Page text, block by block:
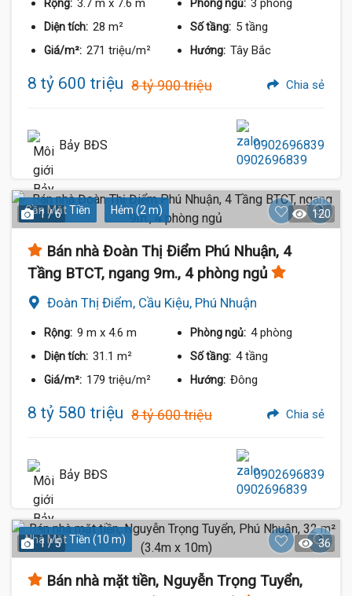
Rộng: 3.7 m x 7.6 m Phòng ngủ: 3 phòng
Diện tích: 28 m² Số tầng: 5 tầng
Giá/m²: 271 triệu/m² Hướng: Tây Bắc
8 tỷ 600 triệu 8 tỷ 900 triệu Chia sẻ
Bảy BĐS 0902696839
Gần Mặt Tiền Hẻm (2 m)
1 / 6 120
Bán nhà Đoàn Thị Điểm Phú Nhuận, 4
Tầng BTCT, ngang 9m., 4 phòng ngủ
Đoàn Thị Điểm, Cầu Kiệu, Phú Nhuận
Rộng: 9 m x 4.6 m Phòng ngủ: 4 phòng
Diện tích: 31.1 m² Số tầng: 4 tầng
Giá/m²: 179 triệu/m² Hướng: Đông
8 tỷ 580 triệu 8 tỷ 600 triệu Chia sẻ
Bảy BĐS 0902696839
Nhà Mặt Tiền (10 m)
1 / 5 36
Bán nhà mặt tiền, Nguyễn Trọng Tuyển,